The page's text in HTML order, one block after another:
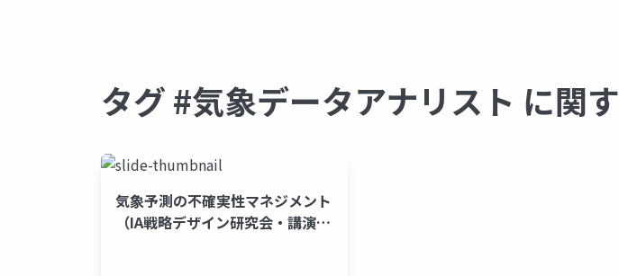
タグ #気象データアナリスト に関
気象予測の不確実性マネジメント
（IA戦略デザイン研究会・講演前